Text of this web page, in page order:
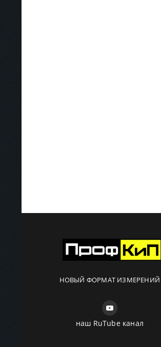
НОВЫЙ ФОРМАТ ИЗМЕРЕНИЙ
наш RuTube канал